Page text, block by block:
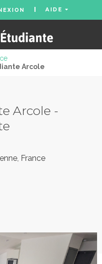
AIDE
Arcole
Arcole -
France